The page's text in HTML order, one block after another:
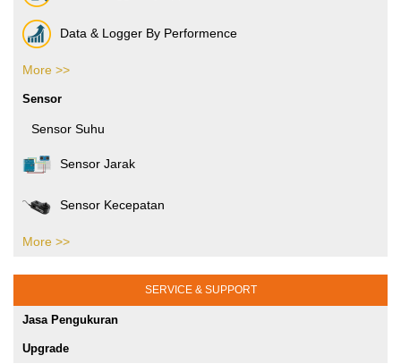
Packaging Industries
Manufacture Industries
Data & Logger By Performence
Data & Logger By HOBO
More >>
Sensor
Sensor Suhu
Sensor Jarak
Sensor Kecepatan
Sensor Tekanan
Gaya Puntir
More >>
SERVICE & SUPPORT
Jasa Pengukuran
Upgrade